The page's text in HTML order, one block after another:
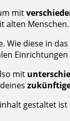
mit
alten Menschen.
Wie diese in
Einrichtungen
mit
gestaltet